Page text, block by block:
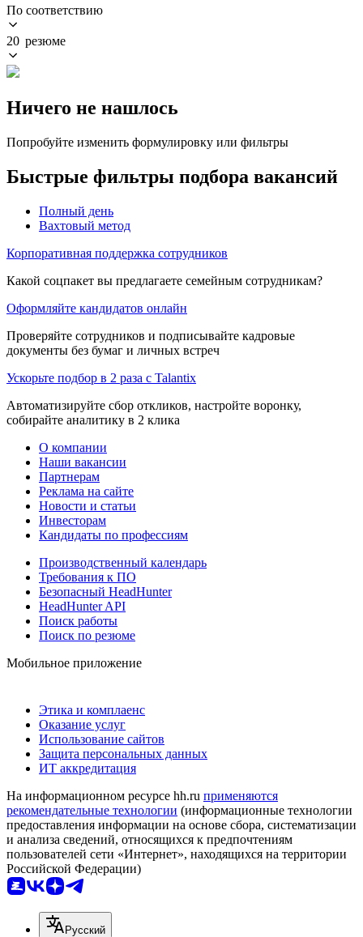
По соответствию
20 резюме
Ничего не нашлось
Попробуйте изменить формулировку или фильтры
Быстрые фильтры подбора вакансий
Полный день
Вахтовый метод
Корпоративная поддержка сотрудников
Какой соцпакет вы предлагаете семейным сотрудникам?
Оформляйте кандидатов онлайн
Проверяйте сотрудников и подписывайте кадровые
документы без бумаг и личных встреч
Ускорьте подбор в 2 раза с Talantix
Автоматизируйте сбор откликов, настройте воронку,
собирайте аналитику в 2 клика
О компании
Наши вакансии
Партнерам
Реклама на сайте
Новости и статьи
Инвесторам
Кандидаты по профессиям
Производственный календарь
Требования к ПО
Безопасный HeadHunter
HeadHunter API
Поиск работы
Поиск по резюме
Мобильное приложение
Этика и комплаенс
Оказание услуг
Использование сайтов
Защита персональных данных
ИТ аккредитация
На информационном ресурсе hh.ru применяются
рекомендательные технологии (информационные технологии
предоставления информации на основе сбора, систематизации
и анализа сведений, относящихся к предпочтениям
пользователей сети «Интернет», находящихся на территории
Российской Федерации)
Русский